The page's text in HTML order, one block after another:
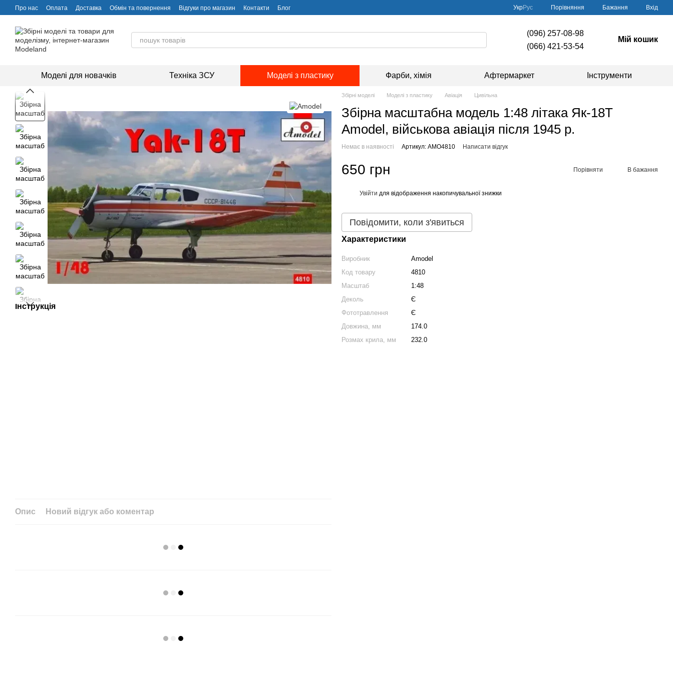
Перейти до основного контенту
Про нас Оплата Доставка Обмін та повернення Відгуки про магазин Контакти Блог УкрРус Порівняння Бажання Вхід
(096) 257-08-98
(066) 421-53-54
Мій кошик
Моделі для новачків Техніка ЗСУ Моделі з пластику Фарби, хімія Афтермаркет Інструменти
Інструкція
Опис Новий відгук або коментар
Збірні моделі Моделі з пластику Авіація Цивільна
Збірна масштабна модель 1:48 літака Як-18Т
Amodel, військова авіація після 1945 р.
Немає в наявності Артикул: AMO4810 Написати відгук
650 грн Порівняти В бажання
Увійти для відображення накопичувальної знижки
Повідомити, коли з'явиться
Характеристики
Виробник
Amodel
Код товару
4810
Масштаб
1:48
Деколь
Є
Фототравлення
Є
Довжина, мм
174.0
Розмах крила, мм
232.0